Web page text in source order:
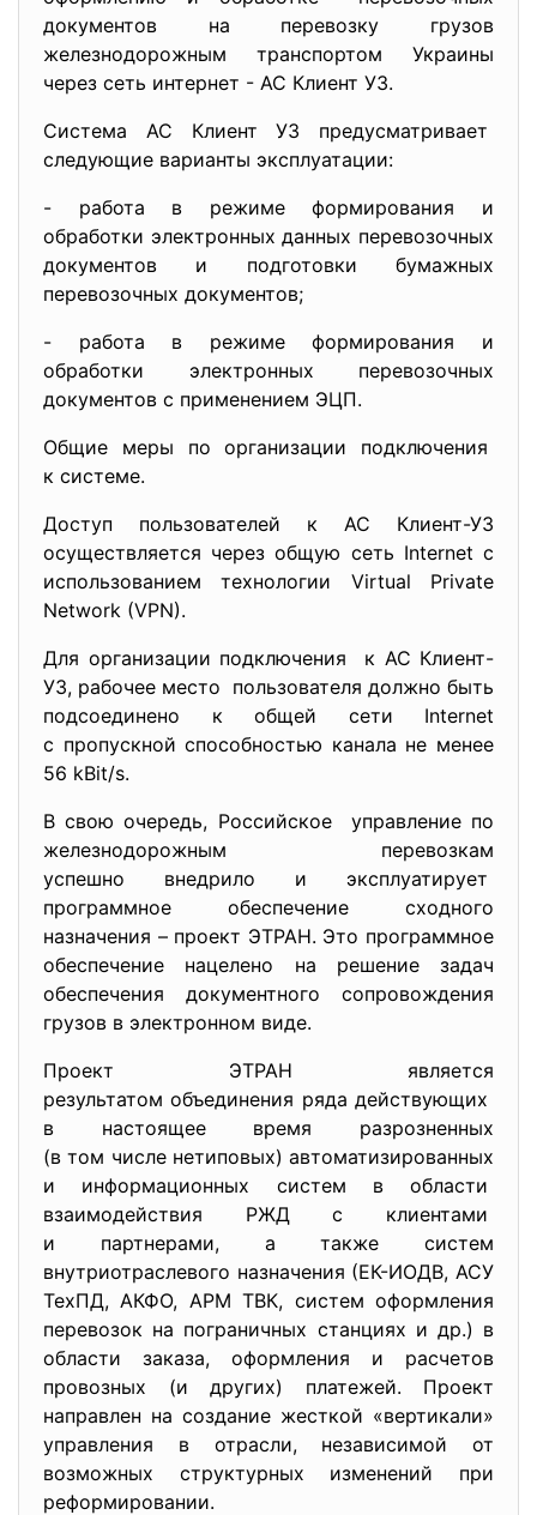
документов на перевозку грузов
железнодорожным транспортом Украины
через сеть интернет - АС Клиент УЗ.
Система АС Клиент УЗ предусматривает
следующие варианты эксплуатации:
- работа в режиме формирования и
обработки электронных данных перевозочных
документов и подготовки бумажных
перевозочных документов;
- работа в режиме формирования и
обработки электронных перевозочных
документов с применением ЭЦП.
Общие меры по организации подключения
к системе.
Доступ пользователей к АС Клиент-УЗ
осуществляется через общую сеть Internet с
использованием технологии Virtual Private
Network (VPN).
Для организации подключения к АС Клиент-
УЗ, рабочее место пользователя должно быть
подсоединено к общей сети Internet
с пропускной способностью канала не менее
56 kBit/s.
В свою очередь, Российское управление по
железнодорожным перевозкам
успешно внедрило и эксплуатирует
программное обеспечение сходного
назначения – проект ЭТРАН. Это программное
обеспечение нацелено на решение задач
обеспечения документного сопровождения
грузов в электронном виде.
Проект ЭТРАН является
результатом объединения ряда действующих
в настоящее время разрозненных
(в том числе нетиповых) автоматизированных
и информационных систем в области
взаимодействия РЖД с клиентами
и партнерами, а также систем
внутриотраслевого назначения (ЕК-ИОДВ, АСУ
ТехПД, АКФО, АРМ ТВК, систем оформления
перевозок на пограничных станциях и др.) в
области заказа, оформления и расчетов
провозных (и других) платежей. Проект
направлен на создание жесткой «вертикали»
управления в отрасли, независимой от
возможных структурных изменений при
реформировании.